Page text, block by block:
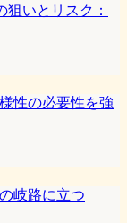
いとリスク：
性の必要性を強
岐路に立つ